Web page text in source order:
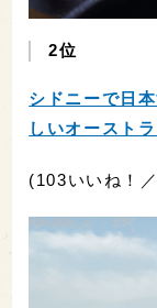
2位
シドニーで日
しいオースト
(103いいね！